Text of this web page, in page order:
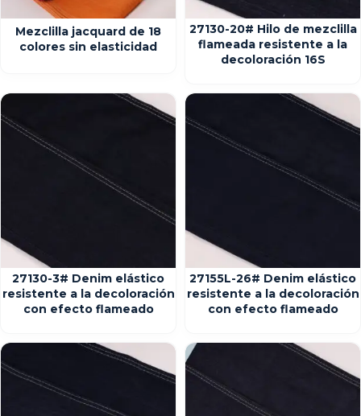
Mezclilla jacquard de 18
colores sin elasticidad
27130-20# Hilo de mezclilla
flameada resistente a la
decoloración 16S
27130-3# Denim elástico
resistente a la decoloración
con efecto flameado
27155L-26# Denim elástico
resistente a la decoloración
con efecto flameado